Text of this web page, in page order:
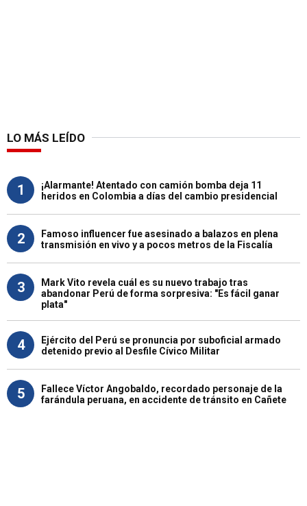
LO MÁS LEÍDO
1
¡Alarmante! Atentado con camión bomba deja 11
heridos en Colombia a días del cambio presidencial
2
Famoso influencer fue asesinado a balazos en plena
transmisión en vivo y a pocos metros de la Fiscalía
3
Mark Vito revela cuál es su nuevo trabajo tras
abandonar Perú de forma sorpresiva: "Es fácil ganar
plata"
4
Ejército del Perú se pronuncia por suboficial armado
detenido previo al Desfile Cívico Militar
5
Fallece Víctor Angobaldo, recordado personaje de la
farándula peruana, en accidente de tránsito en Cañete